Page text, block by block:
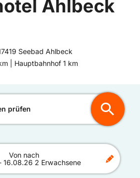
Ahlbeck
Seebad Ahlbeck
| Entfernung
Hauptbahnhof 1 km
prüfen
Von nach
16.08.26 2 Erwachsene